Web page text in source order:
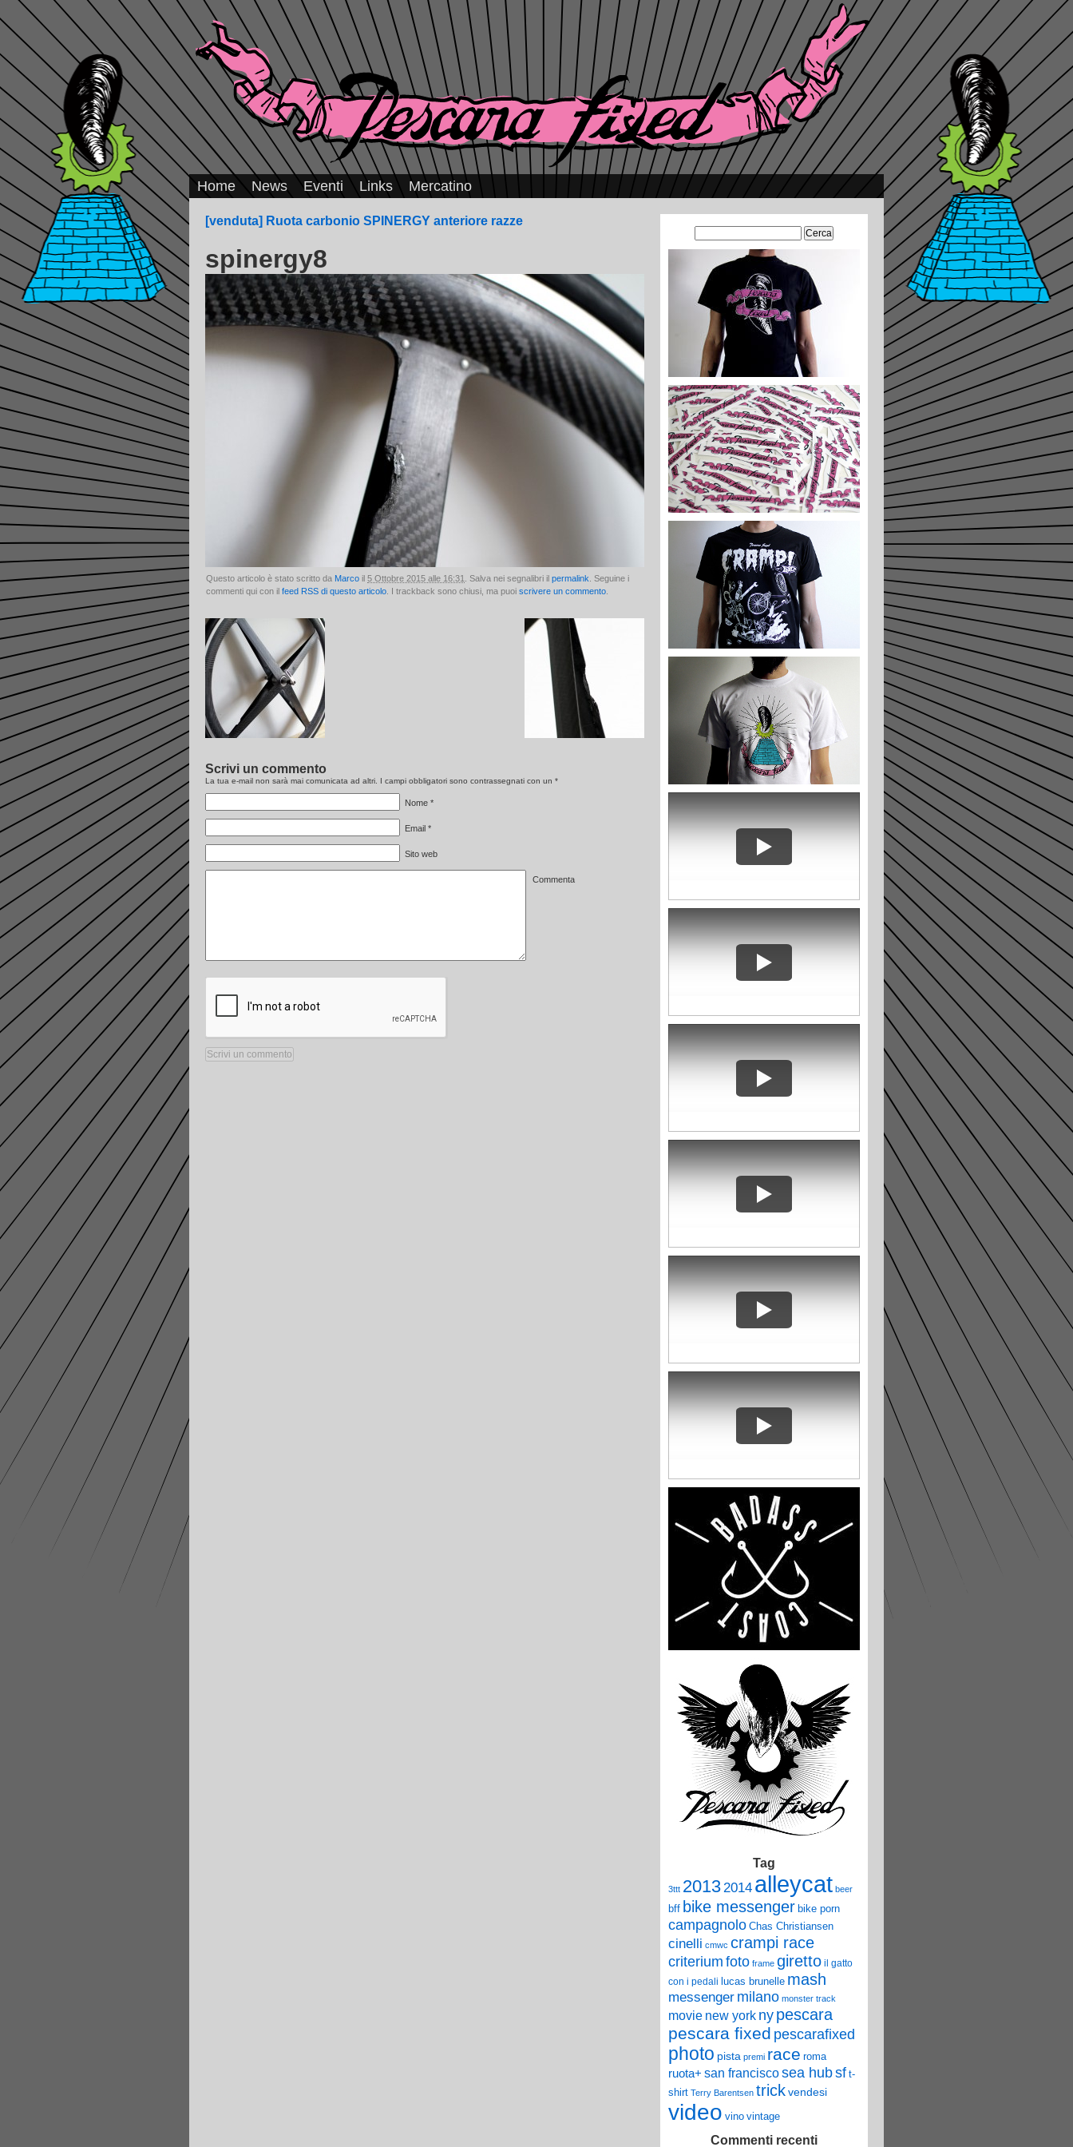
Home News Eventi Links Mercatino
[venduta] Ruota carbonio SPINERGY anteriore razze
spinergy8
Questo articolo è stato scritto da Marco il 5 Ottobre 2015 alle 16:31 . Salva nei segnalibri il permalink . Seguine i
commenti qui con il feed RSS di questo articolo . I trackback sono chiusi, ma puoi scrivere un commento
Scrivi un commento
La tua e-mail non sarà mai comunicata ad altri. I campi obbligatori sono contrassegnati con un *
Nome *
Email *
Sito web
Commenta
Ricerca
per:
Tag
3ttt 20132014 alleycat beer
bff bike messenger bike porn
campagnolo Chas Christiansen
cinelli cmwc crampi race
criterium foto frame giretto il gatto
con i pedali lucas brunelle mash
messenger milano monster track
movie new york nypescara
pescara fixed pescarafixed
photo pista premi race roma
ruota+ san franciscosea hubsf t-
shirt Terry Barentsen trickvendesi
video vino vintage
Commenti recenti